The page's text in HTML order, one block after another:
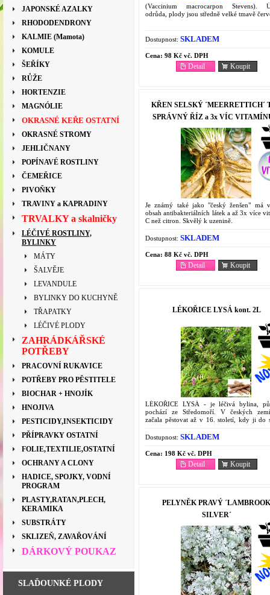
JAPONSKÉ AZALKY
RHODODENDRONY
KALMIE (Mamota)
KOMULE
ŠEŘÍKY
RŮŽE
HORTENZIE
MAGNÓLIE
OKRASNÉ KEŘE OSTATNÍ
OKRASNÉ STROMY
JEHLIČNANY
POPÍNAVÉ ROSTLINY
ČEMEŘICE
PIVOŇKY
TRAVINY a KAPRADINY
TRVALKY a skalničky
LÉČIVÉ ROSTLINY,
BYLINKY
MÁTY
ŠALVĚJE
LEVANDULE
BYLINKY DO KUCHYNĚ
TŘAPATKY
LÉČIVÉ PLODY
ZAHRÁDKÁŘSKÉ
POTŘEBY
PRACOVNÍ RUKAVICE
POTŘEBY PRO PĚSTITELE
BIOCHAR + HNOJÍK
HNOJIVA
PESTICIDY,INSEKTICIDY
PŘÍPRAVKY OSTATNÍ
FOLIE,TEXTILIE,OSTATNÍ
OCHRANY A CLONY
HADICE, SPOJKY, VODNÍ
PROGRAM
PLASTY,RATAN,PLECH,
KERAMIKA
SUBSTRÁTY
SKLIZEŇ, ZAVAŘOVÁNÍ
DÁRKOVÝ POUKAZ
SLAĎOUNKÉ PLODY
(Vaccinium macrocarpon Stevens).
odrůda, plody jsou středně velké tmavě
Dostupnost: SKLADEM
Cena: 98 Kč vč. DPH
Koupit
Detail
KŘEN SELSKÝ ´MEERRETTICH´
SPRÁVNÝ ŘÍZ a 3x VÍC
Je známý také jako "český ženšen" má
obsah antibakteriálních látek a až 3x více
C než citron. Skvělý k uzenině.
Dostupnost: SKLADEM
Cena: 88 Kč vč. DPH
Koupit
Detail
LÉKOŘICE LYSÁ kont. 2L
LÉKOŘICE LYSÁ - je léčivá bylina,
pochází ze Středomoří. V českých
začala pěstovat až v 16. století, kdy ji do
na jižní...
Dostupnost: SKLADEM
Cena: 198 Kč vč. DPH
Koupit
Detail
PELYNĚK PRAVÝ ´LAMBROOK
SILVER´